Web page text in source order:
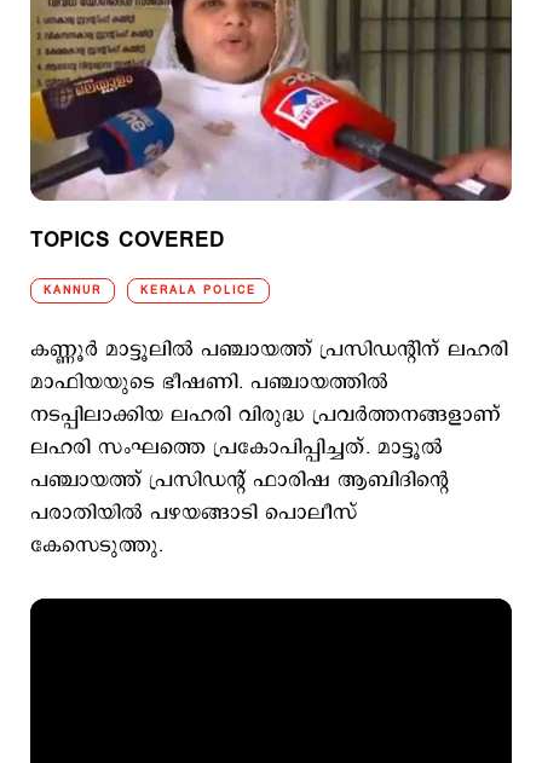
TOPICS COVERED
KANNUR KERALA POLICE
കണ്ണൂർ മാട്ടൂലിൽ പഞ്ചായത്ത് പ്രസിഡന്റിന് ലഹരി
മാഫിയയുടെ ഭീഷണി. പഞ്ചായത്തിൽ
നടപ്പിലാക്കിയ ലഹരി വിരുദ്ധ പ്രവർത്തനങ്ങളാണ്
ലഹരി സംഘത്തെ പ്രകോപിപ്പിച്ചത്. മാട്ടൂൽ
പഞ്ചായത്ത് പ്രസിഡന്റ് ഫാരിഷ ആബിദിന്റെ
പരാതിയിൽ പഴയങ്ങാടി പൊലീസ്
കേസെടുത്തു.